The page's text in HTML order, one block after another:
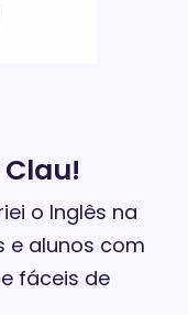
o Inglês na
e alunos com
fáceis de